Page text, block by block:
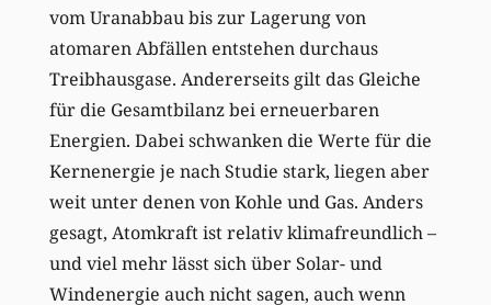
vom Uranabbau bis zur Lagerung von
atomaren Abfällen entstehen durchaus
Treibhausgase. Andererseits gilt das Gleiche
für die Gesamtbilanz bei erneuerbaren
Energien. Dabei schwanken die Werte für die
Kernenergie je nach Studie stark, liegen aber
weit unter denen von Kohle und Gas. Anders
gesagt, Atomkraft ist relativ klimafreundlich –
und viel mehr lässt sich über Solar- und
Windenergie auch nicht sagen, auch wenn